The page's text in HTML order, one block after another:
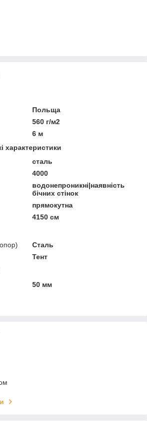
Польща
560 г/м2
6 м
характеристики
сталь
4000
водонепроникні|наявність
бічних стінок
прямокутна
4150 см
Сталь
Тент
50 мм